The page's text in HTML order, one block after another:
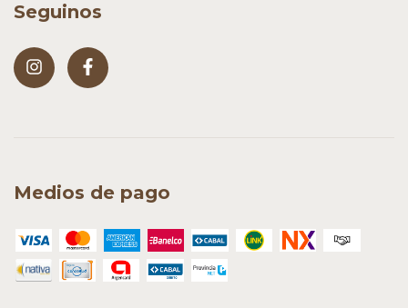
Seguinos
Medios de pago